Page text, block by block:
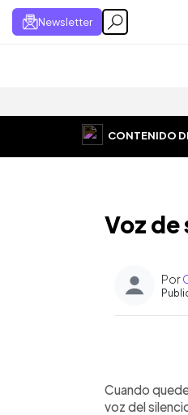
Newsletter
CONTENIDO
Voz
Por
Cuando
voz del